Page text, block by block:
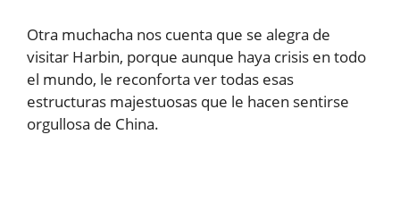
Otra muchacha nos cuenta que se alegra de
visitar Harbin, porque aunque haya crisis en todo
el mundo, le reconforta ver todas esas
estructuras majestuosas que le hacen sentirse
orgullosa de China.